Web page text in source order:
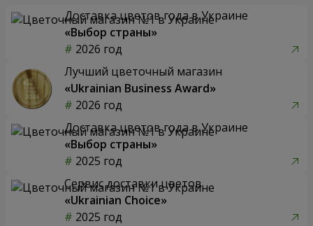
Доставка цветов года в Украине
«Выбор страны»
2026 год
Лучший цветочный магазин
«Ukrainian Business Award»
2026 год
Доставка цветов года в Украине
«Выбор страны»
2025 год
Сервис доставки цветов
«Ukrainian Choice»
2025 год